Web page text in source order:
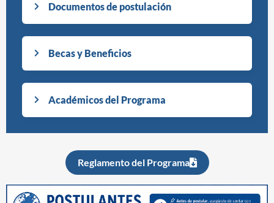
Documentos de postulación
Becas y Beneficios
Académicos del Programa
Reglamento del Programa